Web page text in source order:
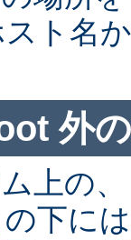
ト名
外
上の
の下に